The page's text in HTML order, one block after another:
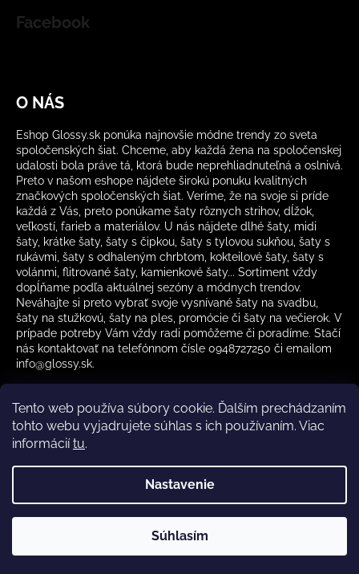
Tento web používa súbory cookie. Ďalším prechádzaním
tohto webu vyjadrujete súhlas s ich používaním. Viac
informáciítu.
Nastavenie
Súhlasím
Facebook
O NÁS
Eshop Glossy.sk ponúka najnovšie módne trendy zo sveta
spoločenských šiat. Chceme, aby každá žena na spoločenskej
udalosti bola práve tá, ktorá bude neprehliadnuteľná a oslnivá.
Preto v našom eshope nájdete širokú ponuku kvalitných
značkových spoločenských šiat. Veríme, že na svoje si príde
každá z Vás, preto ponúkame šaty rôznych strihov, dĺžok,
veľkostí, farieb a materiálov. U nás nájdete dlhé šaty, midi
šaty, krátke šaty, šaty s čipkou, šaty s tylovou sukňou, šaty s
rukávmi, šaty s odhaleným chrbtom, kokteilové šaty, šaty s
volánmi, flitrované šaty, kamienkové šaty... Sortiment vždy
dopĺňame podľa aktuálnej sezóny a módnych trendov.
Neváhajte si preto vybrať svoje vysnívané šaty na svadbu,
šaty na stužkovú, šaty na ples, promócie či šaty na večierok. V
prípade potreby Vám vždy radi pomôžeme či poradíme. Stačí
nás kontaktovať na telefónnom čísle 0948727250 či emailom
info@glossy.sk.
Kamenná predajňa otváracia doba CZ
Glossy.sk. Všetky práva vyhradené.